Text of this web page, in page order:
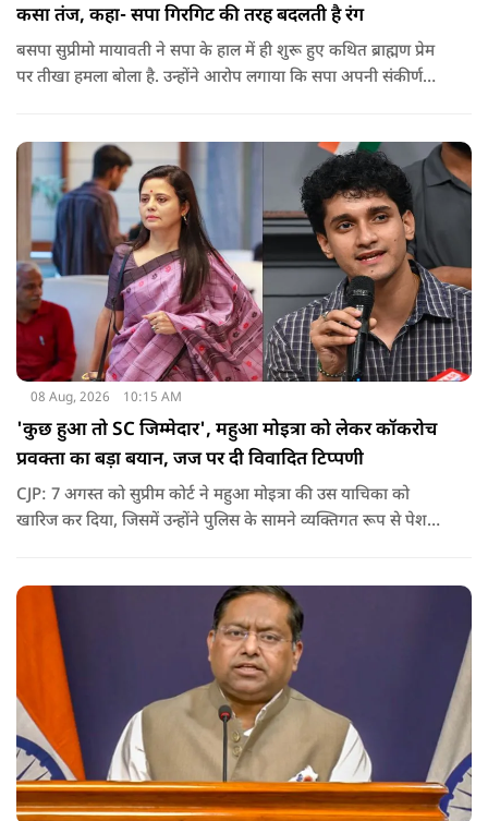
कसा तंज, कहा- सपा गिरगिट की तरह बदलती है रंग
बसपा सुप्रीमो मायावती ने सपा के हाल में ही शुरू हुए कथित ब्राह्मण प्रेम
पर तीखा हमला बोला है. उन्होंने आरोप लगाया कि सपा अपनी संकीर्ण
08 Aug, 2026 10:15 AM
'कुछ हुआ तो SC जिम्मेदार', महुआ मोइत्रा को लेकर कॉकरोच
प्रवक्ता का बड़ा बयान, जज पर दी विवादित टिप्पणी
CJP: 7 अगस्त को सुप्रीम कोर्ट ने महुआ मोइत्रा की उस याचिका को
खारिज कर दिया, जिसमें उन्होंने पुलिस के सामने व्यक्तिगत रूप से पेश
केंद्र बन गई है.